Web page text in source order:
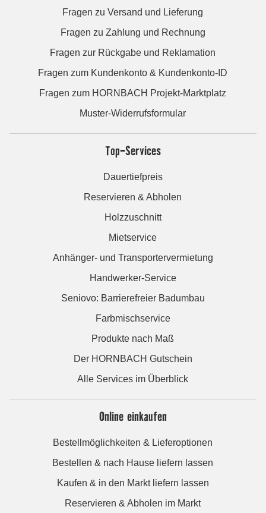
Fragen zu Versand und Lieferung
Fragen zu Zahlung und Rechnung
Fragen zur Rückgabe und Reklamation
Fragen zum Kundenkonto & Kundenkonto-ID
Fragen zum HORNBACH Projekt-Marktplatz
Muster-Widerrufsformular
Top-Services
Dauertiefpreis
Reservieren & Abholen
Holzzuschnitt
Mietservice
Anhänger- und Transportervermietung
Handwerker-Service
Seniovo: Barrierefreier Badumbau
Farbmischservice
Produkte nach Maß
Der HORNBACH Gutschein
Alle Services im Überblick
Online einkaufen
Bestellmöglichkeiten & Lieferoptionen
Bestellen & nach Hause liefern lassen
Kaufen & in den Markt liefern lassen
Reservieren & Abholen im Markt